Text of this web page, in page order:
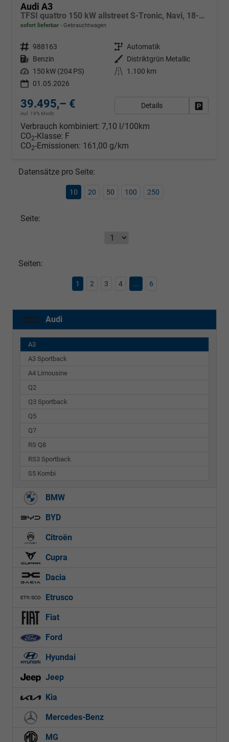
Audi A3
TFSI quattro 150 kW allstreet S-Tronic, Navi, 18-Zoll, 5-J. Garantie
sofort lieferbar Gebrauchtwagen
Fahrzeugnr. 988163 Getriebe Automatik
Kraftstoff Benzin Außenfarbe
Distriktgrün Metallic
Leistung 150 kW (204 PS) Kilometerstand
1.100 km
01.05.2026
39.495,– €
incl. 19% MwSt.
Details
Verbrauch kombiniert: 7,10 l/100km
CO2-Klasse: F
CO2-Emissionen: 161,00 g/km
Datensätze pro Seite:
10 20 50 100 250
Seite:
Seiten:
1 2 3 4 ... 6
Audi
A3
A3 Sportback
A4 Limousine
Q2
Q3 Sportback
Q5
Q7
RS Q8
RS3 Sportback
S5 Kombi
BMW
BYD
Citroën
Cupra
Dacia
Etrusco
Fiat
Ford
Hyundai
Jeep
Kia
Mercedes-Benz
MG